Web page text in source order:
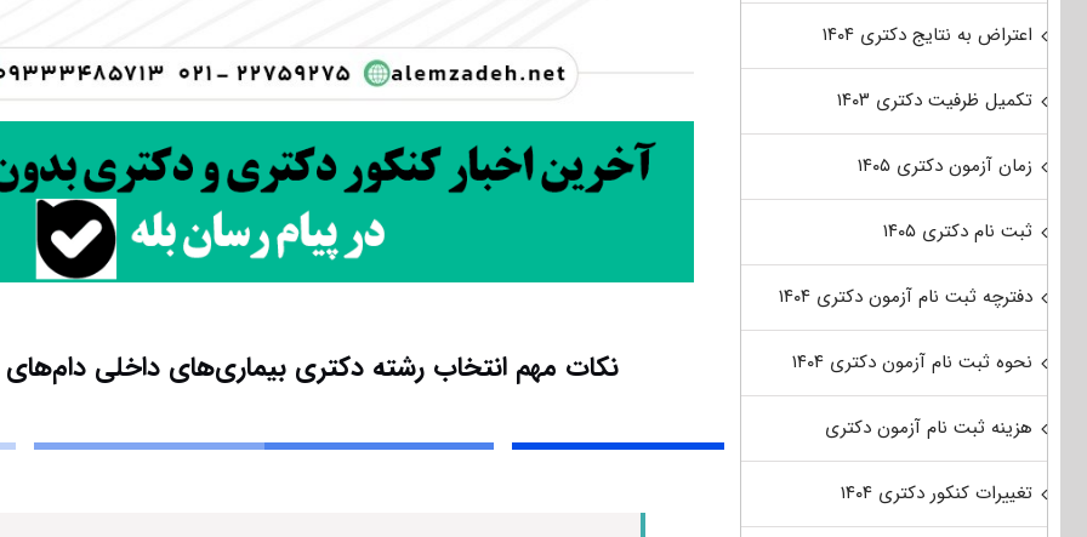
نکات مهم انتخاب رشته دکتری بیماری‌های داخلی
اعتراض به نتایج دکتری ۱۴۰۴
تکمیل ظرفیت دکتری ۱۴۰۳
زمان آزمون دکتری ۱۴۰۵
ثبت نام دکتری ۱۴۰۵
دفترچه ثبت نام آزمون دکتری ۱۴۰۴
نحوه ثبت نام آزمون دکتری ۱۴۰۴
هزینه ثبت نام آزمون دکتری
تغییرات کنکور دکتری ۱۴۰۴